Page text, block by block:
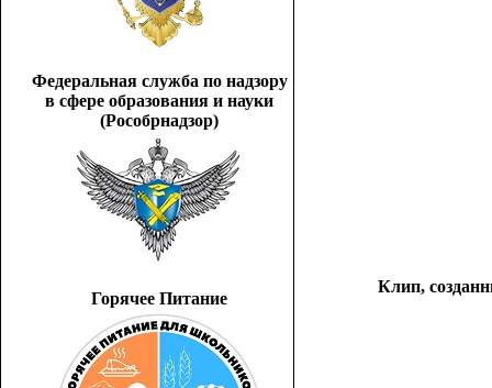
Федеральная служба по надзору
в сфере образования и науки
(Рособрнадзор)
Горячее Питание
Клип,